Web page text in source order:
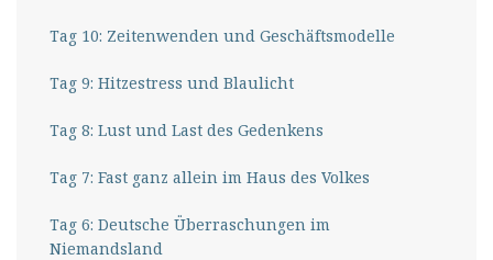
Tag 10: Zeitenwenden und Geschäftsmodelle
Tag 9: Hitzestress und Blaulicht
Tag 8: Lust und Last des Gedenkens
Tag 7: Fast ganz allein im Haus des Volkes
Tag 6: Deutsche Überraschungen im
Niemandsland